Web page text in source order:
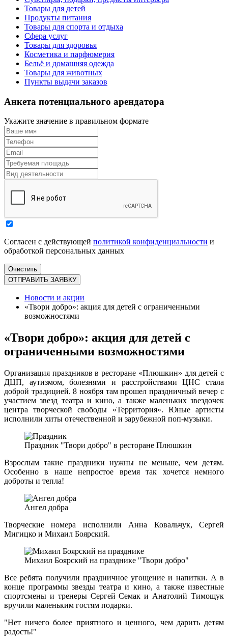
Товары для детей
Продукты питания
Товары для спорта и отдыха
Сфера услуг
Товары для здоровья
Косметика и парфюмерия
Бельё и домашняя одежда
Товары для животных
Пункты выдачи заказов
Анкета потенциального арендатора
Укажите значение в правильном формате
Согласен с действующей политикой конфиденциальности и
обработкой персональных данных
Новости и акции
«Твори добро»: акция для детей с ограниченными
возможностями
«Твори добро»: акция для детей с
ограниченными возможностями
Организация праздников в ресторане «Плюшкин» для детей с
ДЦП, аутизмом, болезнями и расстройствами ЦНС стала
доброй традицией. 8 ноября там прошел праздничный вечер с
участием звезд театра и кино, а также маленьких звездочек
центра творческой свободы «Территория». Юные артисты
исполнили хиты отечественной и зарубежной поп-музыки.
Праздник "Твори добро" в ресторане Плюшкин
Взрослым такие праздники нужны не меньше, чем детям.
Особенно в наше непростое время так хочется немного
доброты и тепла!
Ангел добра
Творческие номера исполнили Анна Ковальчук, Сергей
Мигицко и Михаил Боярский.
Михаил Боярский на празднике "Твори добро"
Все ребята получили праздничное угощение и напитки. А в
конце программы звезды театра и кино, а также известные
спортсмены и тренеры Сергей Семак и Анатолий Тимощук
вручили маленьким гостям подарки.
"Нет ничего более приятного и ценного, чем дарить детям
радость!"